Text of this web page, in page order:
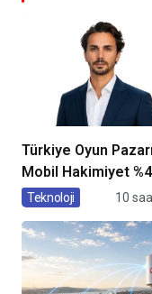
Türkiye Oyun
Mobil Hakimiyet
Ulaştı
Teknoloji 10